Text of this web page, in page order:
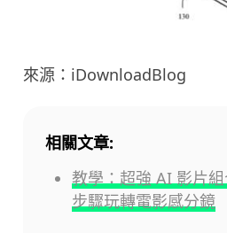
來源：iDownloadBlog
相關文章:
教學：超強 AI 影片
步驟玩轉電影感分鏡